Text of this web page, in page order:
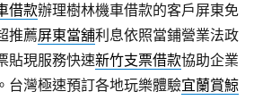
借款辦理樹林機車借款的客戶屏東免
推薦屏東當舖利息依照當鋪營業法政
貼現服務快速新竹支票借款協助企業
台灣極速預訂各地玩樂體驗宜蘭賞鯨